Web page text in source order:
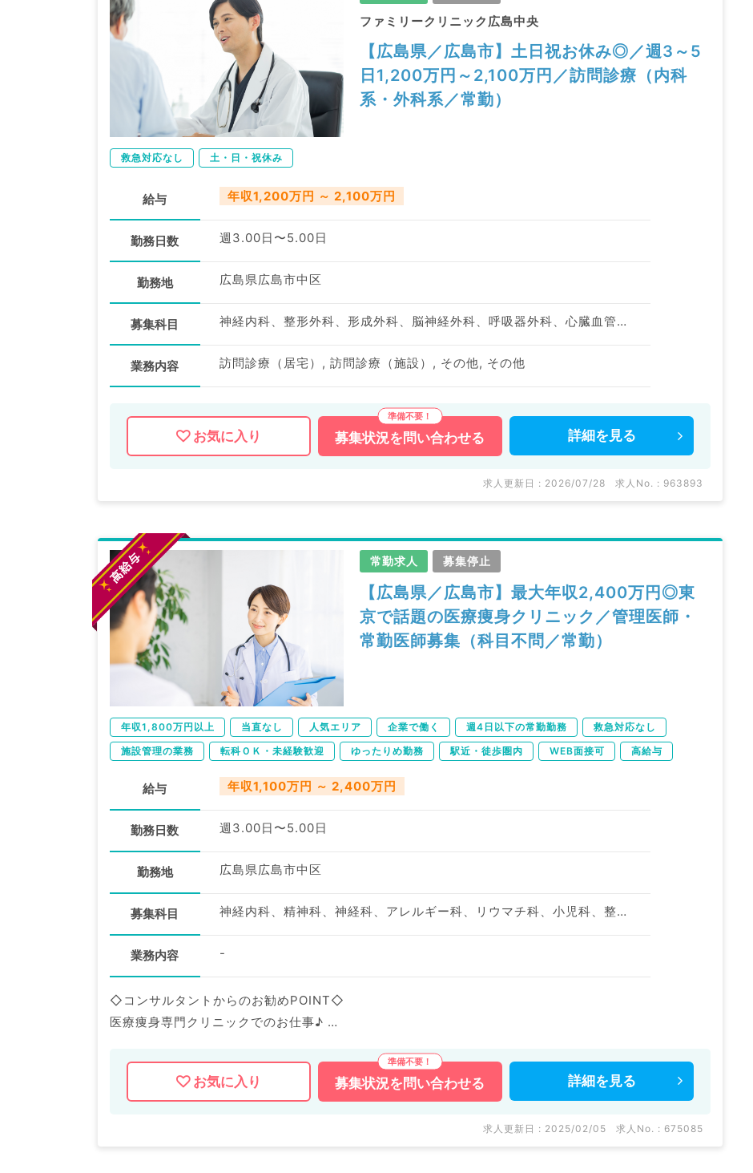
ファミリークリニック広島中央
【広島県／広島市】土日祝お休み◎／週3～5
日1,200万円～2,100万円／訪問診療（内科
系・外科系／常勤）
救急対応なし 土・日・祝休み
給与 年収1,200万円 ～ 2,100万円
勤務日数 週3.00日〜5.00日
勤務地 広島県広島市中区
募集科目 神経内科、整形外科、形成外科、脳神経外科、呼吸器外科、心臓血管外科、泌尿器科、一般内科、循環器内科、呼吸器内科、消化器内科、内分泌・代謝内科、腎臓内科、老年内科、血液内科、外科系全般、一般外科、消化器外科、乳腺外科、膠原病科、大腸・肛門外科
業務内容 訪問診療（居宅）, 訪問診療（施設）, その他, その他
お気に入り 募集状況を 問い合わせる 詳細を 見る
求人更新日 : 2026/07/28 求人No. : 963893
常勤求人 募集停止
【広島県／広島市】最大年収2,400万円◎東
京で話題の医療痩身クリニック／管理医師・
常勤医師募集（科目不問／常勤）
年収1,800万円以上 当直なし 人気エリア 企業で働く 週4日以下の常勤勤務
救急対応なし
施設管理の業務
転科ＯＫ・未経験歓迎 ゆったりめ勤務 駅近・徒歩圏内 WEB面接可 高給与
給与 年収1,100万円 ～ 2,400万円
勤務日数 週3.00日〜5.00日
勤務地 広島県広島市中区
募集科目 神経内科、精神科、神経科、アレルギー科、リウマチ科、小児科、整形外科、形成外科、美容外科、脳神経外科、呼吸器外科、心臓血管外科、小児外科、皮膚科、泌尿器科、産婦人科、産科、婦人科、眼科、耳鼻咽喉科、気管食道科、放射線科、リハビリテーション科、麻酔科、ペインクリニック、人工透析科、緩和ケア科、一般内科、循環器内科、呼吸器内科、消化器内科、内分泌・代謝内科、腎臓内科、老年内科、血液内科、外科系全般、一般外科、消化器外科、乳腺外科、総合診療科、美容皮膚科、健診・人間ドック、救急科・ＩＣＵ、病理科、基礎医学系、膠原病科、スポーツ整形外科、大腸・肛門外科、その他、産業医、科目不問
業務内容 -
◇コンサルタントからのお勧めPOINT◇
医療痩身専門クリニックでのお仕事♪
マイナビDOCTORでは病院やクリニックなどの医療機関求人はもちろんのこと、
お気に入り 募集状況を 問い合わせる 詳細を 見る
求人更新日 : 2025/02/05 求人No. : 675085